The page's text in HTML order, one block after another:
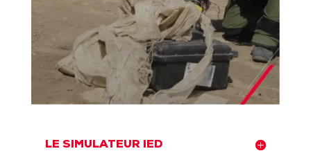
LE SIMULATEUR IED